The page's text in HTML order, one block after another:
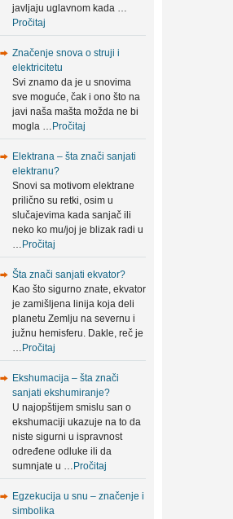
javljaju uglavnom kada …
Pročitaj
Značenje snova o struji i
elektricitetu
Svi znamo da je u snovima
sve moguće, čak i ono što na
javi naša mašta možda ne bi
mogla … Pročitaj
Elektrana – šta znači sanjati
elektranu?
Snovi sa motivom elektrane
prilično su retki, osim u
slučajevima kada sanjač ili
neko ko mu/joj je blizak radi u
… Pročitaj
Šta znači sanjati ekvator?
Kao što sigurno znate, ekvator
je zamišljena linija koja deli
planetu Zemlju na severnu i
južnu hemisferu. Dakle, reč je
… Pročitaj
Ekshumacija – šta znači
sanjati ekshumiranje?
U najopštijem smislu san o
ekshumaciji ukazuje na to da
niste sigurni u ispravnost
određene odluke ili da
sumnjate u … Pročitaj
Egzekucija u snu – značenje i
simbolika